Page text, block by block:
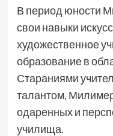
В период юности
свои навыки
художественное
образование в
Стараниями
талантом,
одаренных и
училища.